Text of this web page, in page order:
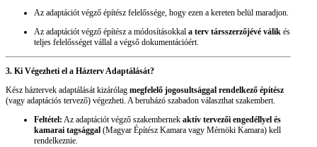
Az adaptációt végző építész felelőssége, hogy ezen a kereten belül maradjon.
Az adaptációt végző építész a módosításokkal a terv társszerzőjévé válik és
teljes felelősséget vállal a végső dokumentációért.
3. Ki Végezheti el a Házterv Adaptálását?
Kész háztervek adaptálását kizárólag megfelelő jogosultsággal rendelkező építész
(vagy adaptációs tervező) végezheti. A beruházó szabadon választhat szakembert.
Feltétel: Az adaptációt végző szakembernek aktív tervezői engedéllyel és
kamarai tagsággal (Magyar Építész Kamara vagy Mérnöki Kamara) kell
rendelkeznie.